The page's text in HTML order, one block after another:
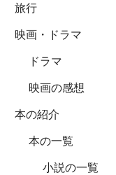
旅行
映画・ドラマ
ドラマ
映画の感想
本の紹介
本の一覧
小説の一覧